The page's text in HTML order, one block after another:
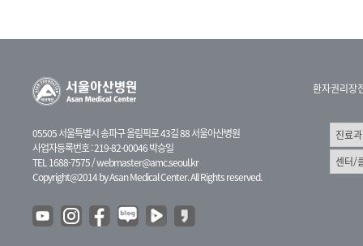
05505 서울특별시 송파구 올림픽로 43길 88 서울아산병원
사업자등록번호 : 219-82-00046 박승일
TEL 1688-7575 /webmaster@amc.seoul.kr
Copyright@2014 by Asan Medical Center. All Rights reserved.
환자권리장